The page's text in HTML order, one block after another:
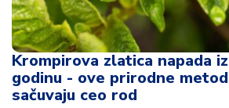
Krompirova zlatica napada
godinu - ove prirodne
sačuvaju ceo rod